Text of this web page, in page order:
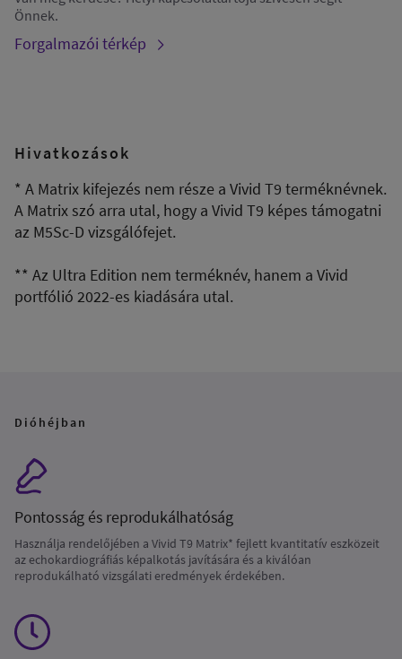
Önnek.
Forgalmazói térkép
Hivatkozások
* A Matrix kifejezés nem része a Vivid T9 terméknévnek.
A Matrix szó arra utal, hogy a Vivid T9 képes támogatni
az M5Sc-D vizsgálófejet.
** Az Ultra Edition nem terméknév, hanem a Vivid
portfólió 2022-es kiadására utal.
Dióhéjban
Pontosság és reprodukálhatóság
Használja rendelőjében a Vivid T9 Matrix* fejlett kvantitatív eszközeit
az echokardiográfiás képalkotás javítására és a kiválóan
reprodukálható vizsgálati eredmények érdekében.